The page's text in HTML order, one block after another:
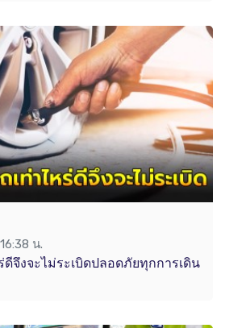
น.
ดีจึงจะไม่ระเบิดปลอดภัยทุกการเดิน